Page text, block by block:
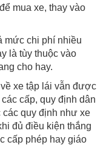
mua xe, thay vào
mức chi phí nhiều
là tùy thuộc vào
cho hay.
xe tập lái vẫn được
cấp, quy định dân
quy định như xe
đủ điều kiện thắng
cấp phép hay giáo